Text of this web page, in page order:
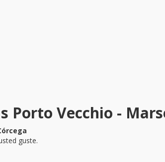
Porto Vecchio -
guste.